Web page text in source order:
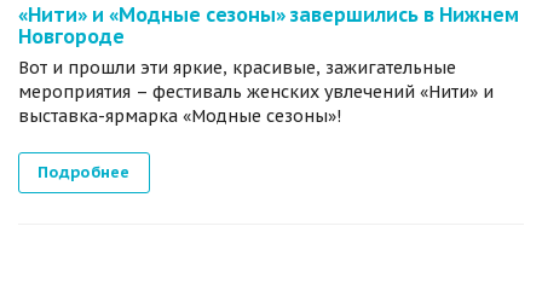
«Нити» и «Модные сезоны» завершились в Нижнем
Новгороде
Вот и прошли эти яркие, красивые, зажигательные
мероприятия – фестиваль женских увлечений «Нити» и
выставка-ярмарка «Модные сезоны»!
Подробнее